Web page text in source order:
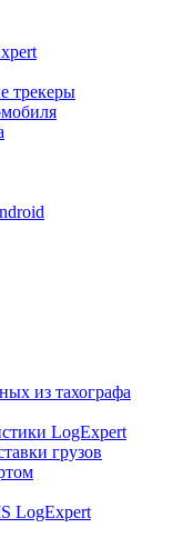
трекеры
из тахографа
LogExpert
грузов
LogExpert